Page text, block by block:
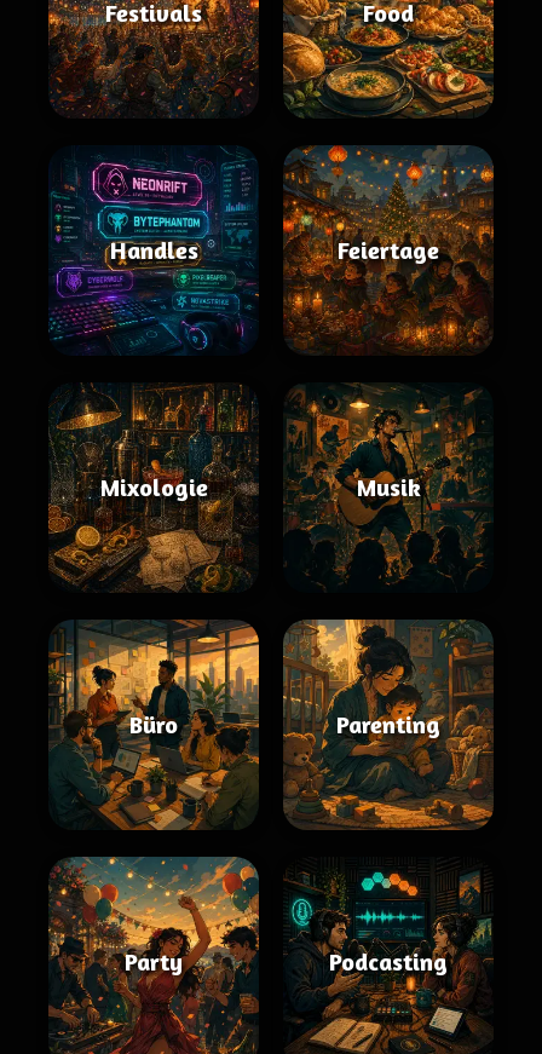
Festivals Food
Handles Feiertage
Mixologie Musik
Büro Parenting
Party Podcasting